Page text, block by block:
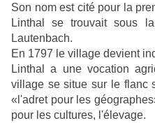
Son nom est cité pour la
Linthal se trouvait sous
Lautenbach.
En 1797 le village devient
Linthal a une vocation
village se situe sur le flanc
«l'adret pour les
pour les cultures, l'élevage.